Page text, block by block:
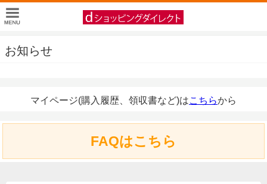
お知らせ
マイページ(購入履歴、領収書など)はこちらから
FAQはこちら